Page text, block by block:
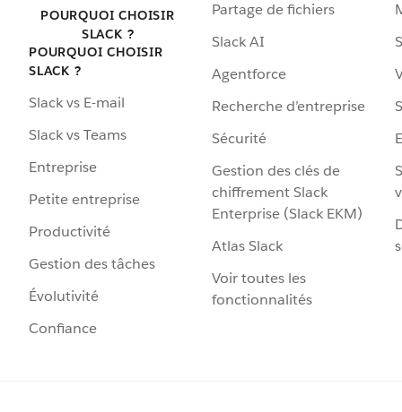
POURQUOI CHOISIR
SLACK ?
POURQUOI CHOISIR
SLACK ?
Slack vs E-mail
Slack vs Teams
Entreprise
Petite entreprise
Productivité
Gestion des tâches
Évolutivité
Confiance
Partage de fichiers
Slack AI
Agentforce
Recherche d’entreprise
Sécurité
Gestion des clés de
chiffrement Slack
Enterprise (Slack EKM)
Atlas Slack
Voir toutes les
fonctionnalités